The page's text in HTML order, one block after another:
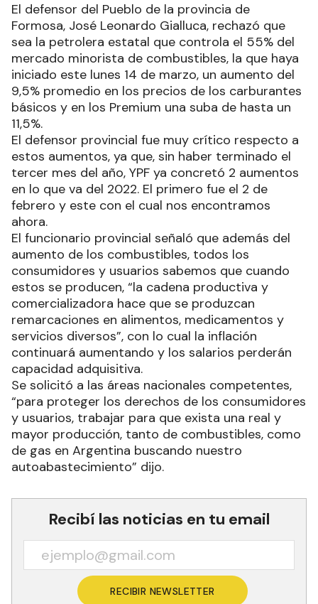
El defensor del Pueblo de la provincia de
Formosa, José Leonardo Gialluca, rechazó que
sea la petrolera estatal que controla el 55% del
mercado minorista de combustibles, la que haya
iniciado este lunes 14 de marzo, un aumento del
9,5% promedio en los precios de los carburantes
básicos y en los Premium una suba de hasta un
11,5%.
El defensor provincial fue muy crítico respecto a
estos aumentos, ya que, sin haber terminado el
tercer mes del año, YPF ya concretó 2 aumentos
en lo que va del 2022. El primero fue el 2 de
febrero y este con el cual nos encontramos
ahora.
El funcionario provincial señaló que además del
aumento de los combustibles, todos los
consumidores y usuarios sabemos que cuando
estos se producen, “la cadena productiva y
comercializadora hace que se produzcan
remarcaciones en alimentos, medicamentos y
servicios diversos”, con lo cual la inflación
continuará aumentando y los salarios perderán
capacidad adquisitiva.
Se solicitó a las áreas nacionales competentes,
“para proteger los derechos de los consumidores
y usuarios, trabajar para que exista una real y
mayor producción, tanto de combustibles, como
de gas en Argentina buscando nuestro
autoabastecimiento” dijo.
Recibí las noticias en tu email
RECIBIR NEWSLETTER